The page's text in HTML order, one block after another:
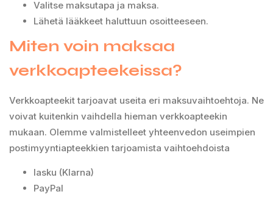
Valitse maksutapa ja maksa.
Lähetä lääkkeet haluttuun osoitteeseen.
Miten voin maksaa
verkkoapteekeissa?
Verkkoapteekit tarjoavat useita eri maksuvaihtoehtoja. Ne
voivat kuitenkin vaihdella hieman verkkoapteekin
mukaan. Olemme valmistelleet yhteenvedon useimpien
postimyyntiapteekkien tarjoamista vaihtoehdoista
lasku (Klarna)
PayPal